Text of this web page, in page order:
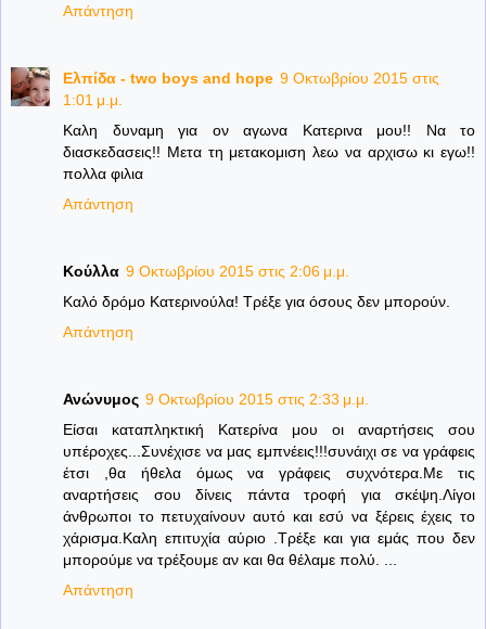
Απάντηση
Ελπίδα - two boys and hope 9 Οκτωβρίου 2015 στις
1:01 μ.μ.
Καλη δυναμη για ον αγωνα Κατερινα μου!! Να το
διασκεδασεις!! Μετα τη μετακομιση λεω να αρχισω κι εγω!!
πολλα φιλια
Απάντηση
Κούλλα 9 Οκτωβρίου 2015 στις 2:06 μ.μ.
Καλό δρόμο Κατερινούλα! Τρέξε για όσους δεν μπορούν.
Απάντηση
Ανώνυμος 9 Οκτωβρίου 2015 στις 2:33 μ.μ.
Είσαι καταπληκτική Κατερίνα μου οι αναρτήσεις σου
υπέροχες...Συνέχισε να μας εμπνέεις!!!συνάιχι σε να γράφεις
έτσι ,θα ήθελα όμως να γράφεις συχνότερα.Με τις
αναρτήσεις σου δίνεις πάντα τροφή για σκέψη.Λίγοι
άνθρωποι το πετυχαίνουν αυτό και εσύ να ξέρεις έχεις το
χάρισμα.Καλη επιτυχία αύριο .Τρέξε και για εμάς που δεν
μπορούμε να τρέξουμε αν και θα θέλαμε πολύ. ...
Απάντηση